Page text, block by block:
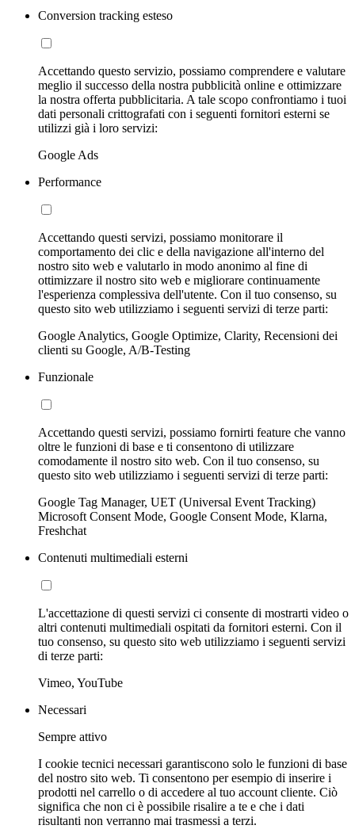
Conversion tracking esteso
Accettando questo servizio, possiamo comprendere e valutare
meglio il successo della nostra pubblicità online e ottimizzare
la nostra offerta pubblicitaria. A tale scopo confrontiamo i tuoi
dati personali crittografati con i seguenti fornitori esterni se
utilizzi già i loro servizi:
Google Ads
Performance
Accettando questi servizi, possiamo monitorare il
comportamento dei clic e della navigazione all'interno del
nostro sito web e valutarlo in modo anonimo al fine di
ottimizzare il nostro sito web e migliorare continuamente
l'esperienza complessiva dell'utente. Con il tuo consenso, su
questo sito web utilizziamo i seguenti servizi di terze parti:
Google Analytics, Google Optimize, Clarity, Recensioni dei
clienti su Google, A/B-Testing
Funzionale
Accettando questi servizi, possiamo fornirti feature che vanno
oltre le funzioni di base e ti consentono di utilizzare
comodamente il nostro sito web. Con il tuo consenso, su
questo sito web utilizziamo i seguenti servizi di terze parti:
Google Tag Manager, UET (Universal Event Tracking)
Microsoft Consent Mode, Google Consent Mode, Klarna,
Freshchat
Contenuti multimediali esterni
L'accettazione di questi servizi ci consente di mostrarti video o
altri contenuti multimediali ospitati da fornitori esterni. Con il
tuo consenso, su questo sito web utilizziamo i seguenti servizi
di terze parti:
Vimeo, YouTube
Necessari
Sempre attivo
I cookie tecnici necessari garantiscono solo le funzioni di base
del nostro sito web. Ti consentono per esempio di inserire i
prodotti nel carrello o di accedere al tuo account cliente. Ciò
significa che non ci è possibile risalire a te e che i dati
risultanti non verranno mai trasmessi a terzi.